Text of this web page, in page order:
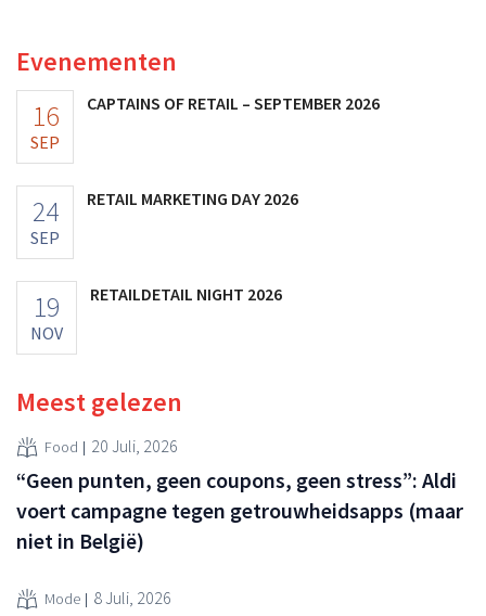
Evenementen
16
SEP
CAPTAINS OF RETAIL – SEPTEMBER 2026
24
SEP
RETAIL MARKETING DAY 2026
19
NOV
RETAILDETAIL NIGHT 2026
Meest gelezen
Food 20 Juli, 2026
“Geen punten, geen coupons, geen stress”: Aldi
voert campagne tegen getrouwheidsapps (maar
niet in België)
Mode 8 Juli, 2026